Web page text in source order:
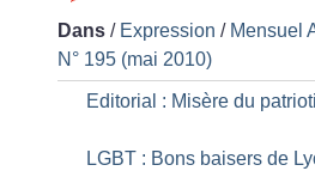
Dans / Expression / Mensuel
N° 195 (mai 2010)
Editorial : Misère du
LGBT : Bons baisers de